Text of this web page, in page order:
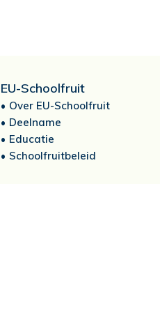
EU-Schoolfruit
Over EU-Schoolfruit
Deelname
Educatie
Schoolfruitbeleid